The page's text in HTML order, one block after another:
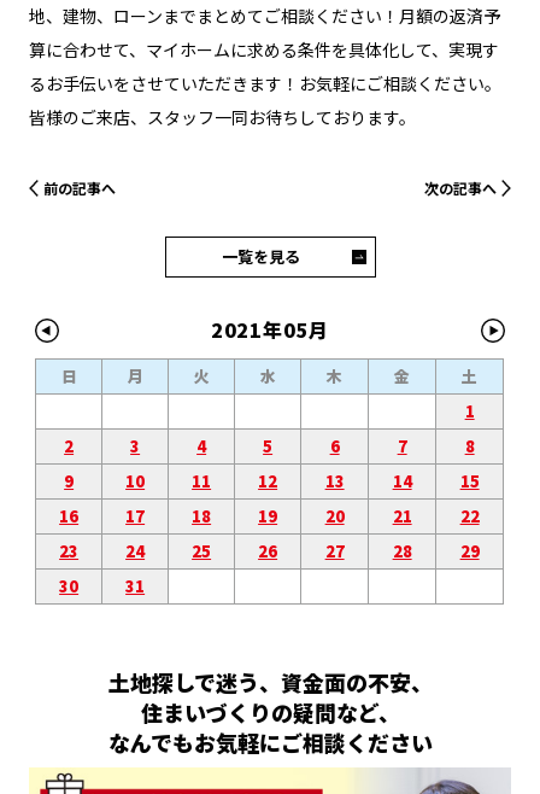
地、建物、ローンまでまとめてご相談ください！月額の返済予
算に合わせて、マイホームに求める条件を具体化して、実現す
るお手伝いをさせていただきます！お気軽にご相談ください。
皆様のご来店、スタッフ一同お待ちしております。
前の記事へ
一覧を見る
次の記事へ
2021年05月
日 月 火 水 木 金
土
1
2
3 4 5 6 7
8
9
10 11 12 13 14
15
16
17 18 19 20 21
22
23
24 25 26 27 28
29
30
31
土地探しで迷う、資金面の不安、
住まいづくりの疑問など、
なんでもお気軽にご相談ください